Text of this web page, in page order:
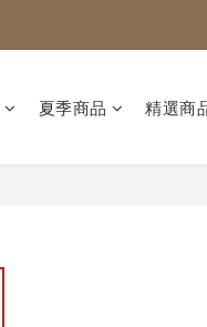
夏季商品 精選商